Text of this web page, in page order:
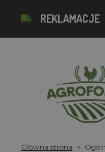
REKLAMACJE
Główna strona